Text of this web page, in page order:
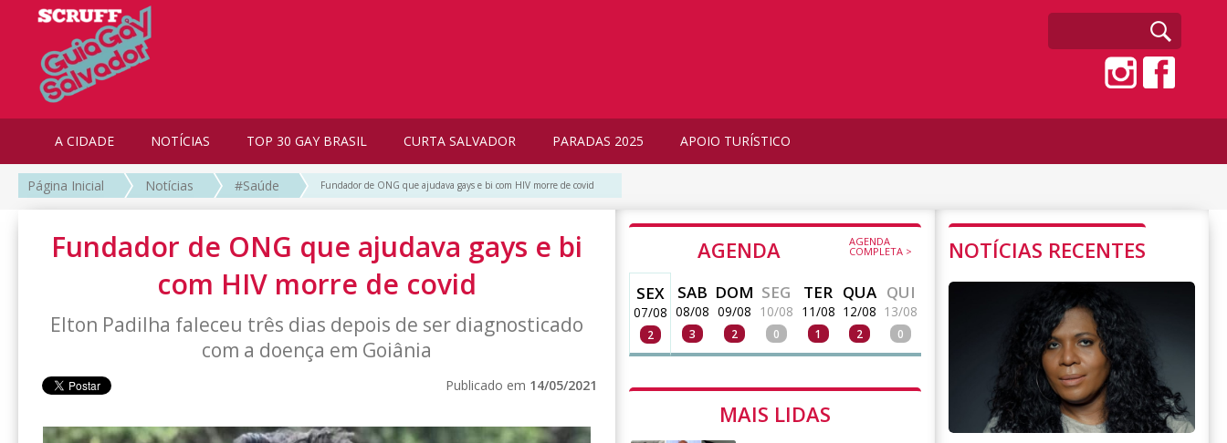
A CIDADE NOTÍCIAS TOP 30 GAY BRASIL CURTA SALVADOR PARADAS 2025 APOIO TURÍSTICO
Página Inicial Notícias #Saúde Fundador de ONG que ajudava gays e bi com HIV morre de covid
Fundador de ONG que ajudava gays e bi
com HIV morre de covid
Elton Padilha faleceu três dias depois de ser diagnosticado
com a doença em Goiânia
Publicado em 14/05/2021
AGENDA AGENDA
COMPLETA >
SEX
07/08
2
SAB
08/08
3
DOM
09/08
2
SEG
10/08
0
TER
11/08
1
QUA
12/08
2
QUI
13/08
0
MAIS LIDAS
NOTÍCIAS RECENTES